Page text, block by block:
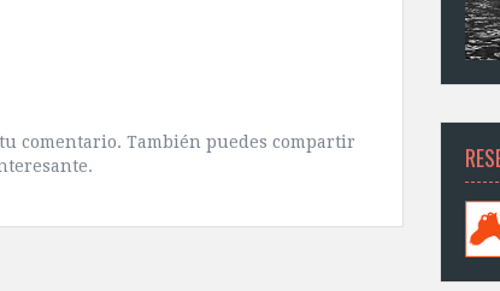
comentario. También puedes compartir